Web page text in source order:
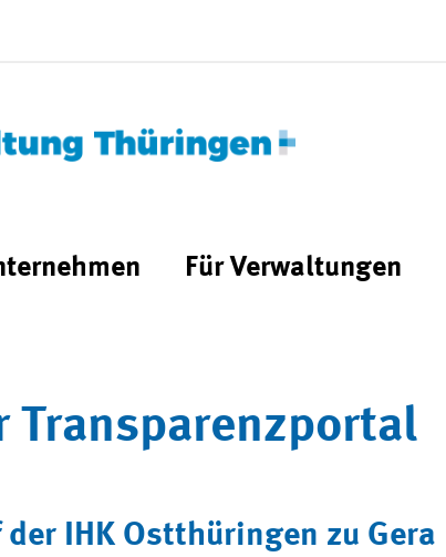
Für Verwaltungen
Transparenzportal
IHK Ostthüringen zu Gera